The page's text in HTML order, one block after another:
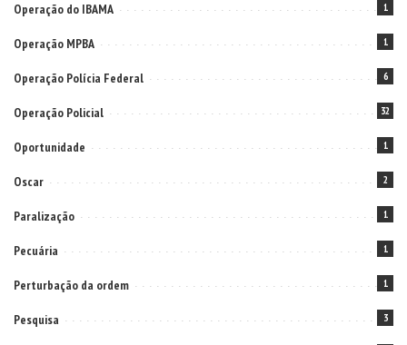
Operação do IBAMA 1
Operação MPBA 1
Operação Polícia Federal 6
Operação Policial 32
Oportunidade 1
Oscar 2
Paralização 1
Pecuária 1
Perturbação da ordem 1
Pesquisa 3